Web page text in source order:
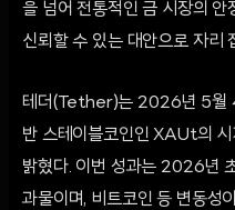
을 넘어 전통적인 금 시장의
신뢰할 수 있는 대안으로 자리
테더(Tether)는 2026년 5월 4
반 스테이블코인인 XAUt의
밝혔다. 이번 성과는 2026년
과물이며, 비트코인 등 변동성